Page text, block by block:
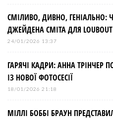
СМІЛИВО, ДИВНО, ГЕНІАЛЬНО:
ДЖЕЙДЕНА СМІТА ДЛЯ
24/01/2026 13:37
ГАРЯЧІ КАДРИ: АННА ТРІНЧЕР
ІЗ НОВОЇ ФОТОСЕСІЇ
18/01/2026 21:18
МІЛЛІ БОББІ БРАУН